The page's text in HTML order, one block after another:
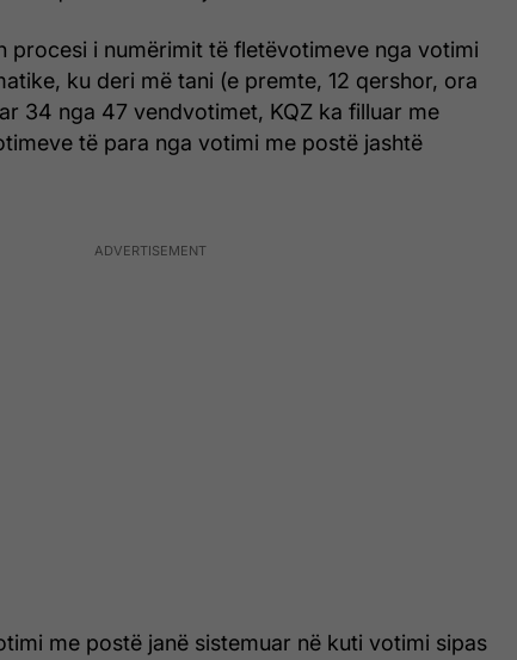
procesi i numërimit të fletëvotimeve nga votimi
ku deri më tani (e premte, 12 qershor, ora
34 nga 47 vendvotimet, KQZ ka filluar me
të para nga votimi me postë jashtë
me postë janë sistemuar në kuti votimi sipas